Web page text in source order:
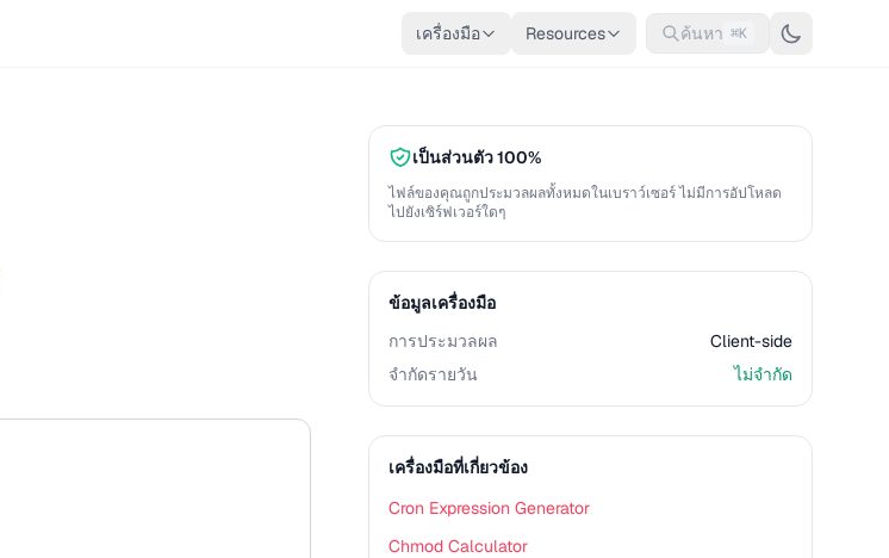
เครื่องมือ Resources ค้นหา ⌘K
เป็นส่วนตัว 100%
ไฟล์ของคุณถูกประมวลผลทั้งหมดในเบราว์เซอร์ ไม่มีการอัปโหลด
ไปยังเซิร์ฟเวอร์ใดๆ
ข้อมูลเครื่องมือ
การประมวลผล
Client-side
จำกัดรายวัน
ไม่จำกัด
เครื่องมือที่เกี่ยวข้อง
Cron Expression Generator
Chmod Calculator